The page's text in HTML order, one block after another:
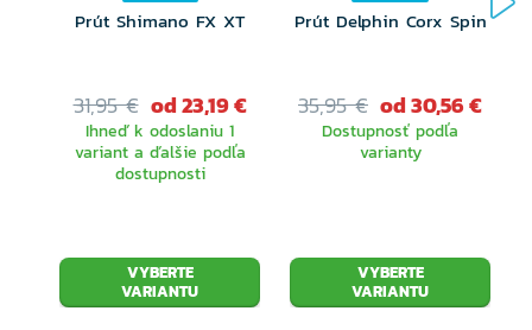
Dodávané v recyklovateľnej trojuholníkovej
kartónovej krabici a neoprénovej taške na
prúty
Prút Shimano FX XT
31,95 € od 23,19 €
Ihneď k odoslaniu 1
variant a ďalšie podľa
dostupnosti
VYBERTE
VARIANTU
Prút Delphin Corx Spin
35,95 € od 30,56 €
Dostupnosť podľa
varianty
VYBERTE
VARIANTU